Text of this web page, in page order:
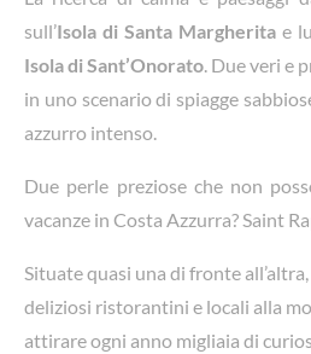
sull’Isola di Santa Margherita e
Isola di Sant’Onorato. Due veri e
in uno scenario di spiagge
azzurro intenso.
Due perle preziose che non
vacanze in Costa Azzurra? Saint
Situate quasi una di fronte
deliziosi ristorantini e locali alla
attirare ogni anno migliaia di